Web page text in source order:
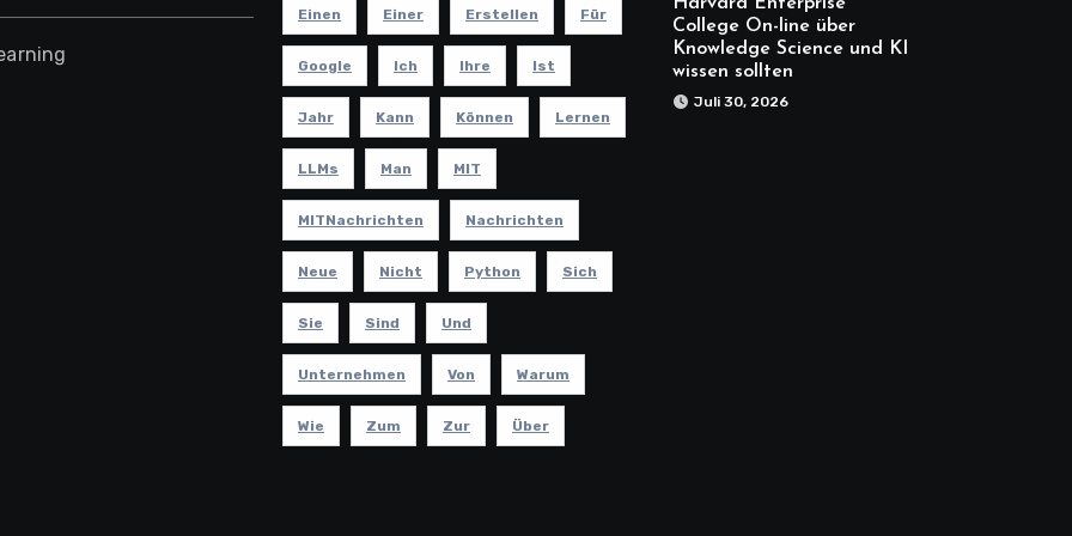
Einen Einer Erstellen Für
Google Ich Ihre Ist
Jahr Kann Können Lernen
LLMs Man MIT
MITNachrichten Nachrichten
Neue Nicht Python Sich
Sie Sind Und
Unternehmen Von Warum
Wie Zum Zur Über
College On-line über
Knowledge Science und KI
wissen sollten
Juli 30, 2026